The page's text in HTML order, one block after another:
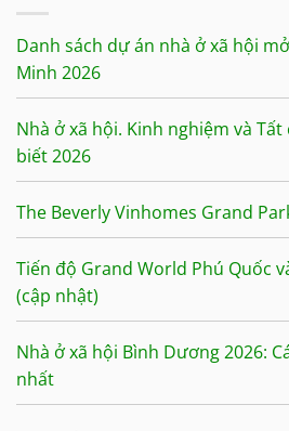
Danh sách dự án nhà ở xã hội
Minh 2026
Nhà ở xã hội. Kinh nghiệm và
biết 2026
The Beverly Vinhomes Grand
Tiến độ Grand World Phú Quốc
(cập nhật)
Nhà ở xã hội Bình Dương 2026:
nhất